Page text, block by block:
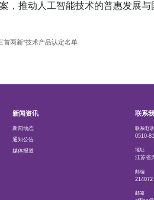
推动人工智能技术的普惠发展与
首两新”技术产品认定名单
新闻资讯
新闻动态
通知公告
媒体报道
联系
联系电话
0510-
地址
江苏省
邮编
214072
邮箱